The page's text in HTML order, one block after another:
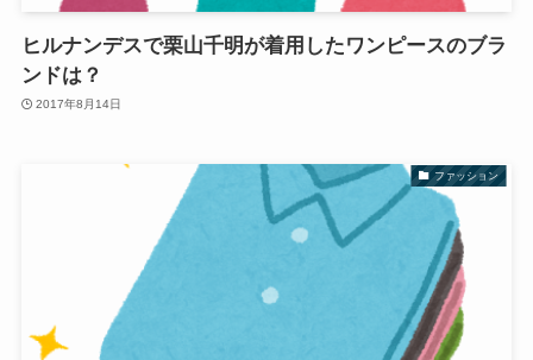
ヒルナンデスで栗山千明が着用したワンピースのブラ
ンドは？
2017年8月14日
ファッション